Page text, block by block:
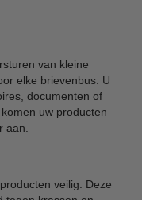
van kleine
elke brievenbus. U
documenten of
uw producten
aan.
veilig. Deze